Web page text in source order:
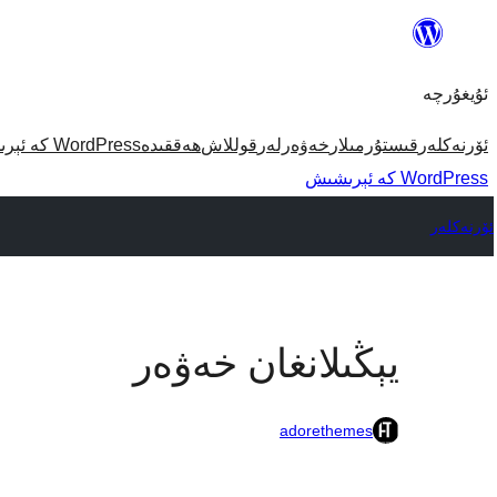
مەزمۇنغا
ئۇيغۇرچە
ئۆرنەكلەر قىستۇرمىلار خەۋەرلەر قوللاشھەققىدەWordPress كە ئېرىشىش
WordPress كە ئېرىشىش
ئۆرنەكلەر
يېڭىلانغان خەۋەر
adorethemes